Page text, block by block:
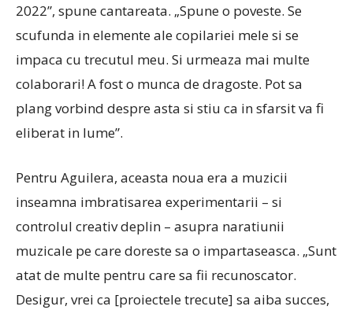
2022”, spune cantareata. „Spune o poveste. Se
scufunda in elemente ale copilariei mele si se
impaca cu trecutul meu. Si urmeaza mai multe
colaborari! A fost o munca de dragoste. Pot sa
plang vorbind despre asta si stiu ca in sfarsit va fi
eliberat in lume”.
Pentru Aguilera, aceasta noua era a muzicii
inseamna imbratisarea experimentarii – si
controlul creativ deplin – asupra naratiunii
muzicale pe care doreste sa o impartaseasca. „Sunt
atat de multe pentru care sa fii recunoscator.
Desigur, vrei ca [proiectele trecute] sa aiba succes,